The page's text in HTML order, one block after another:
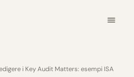
i Key Audit Matters: esempi ISA